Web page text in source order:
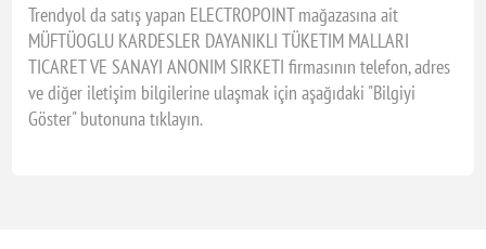
Trendyol da satış yapan ELECTROPOINT mağazasına ait
MÜFTÜOGLU KARDESLER DAYANIKLI TÜKETIM MALLARI
TICARET VE SANAYI ANONIM SIRKETI firmasının telefon, adres
ve diğer iletişim bilgilerine ulaşmak için aşağıdaki "Bilgiyi
Göster" butonuna tıklayın.